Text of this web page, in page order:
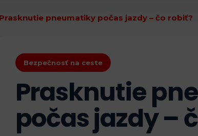
pneumatiky počas jazdy – čo robiť?
Bezpečnosť na ceste
Prasknutie
počas jazdy –